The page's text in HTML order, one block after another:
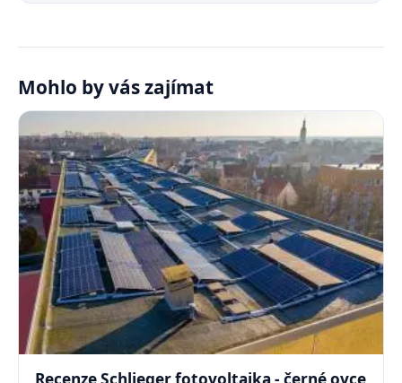
Mohlo by vás zajímat
Recenze Schlieger fotovoltaika - černé ovce